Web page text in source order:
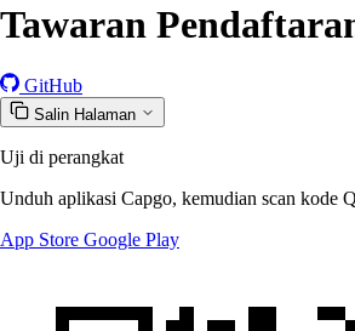
Tawaran
GitHub
Salin Halaman
Uji di perangkat
Unduh aplikasi Capgo, kemudian scan kode
App Store Google Play